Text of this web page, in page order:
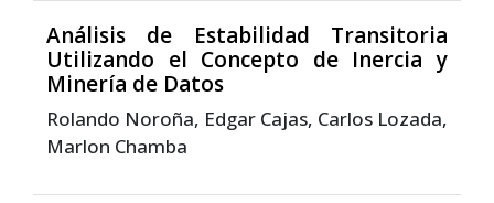
Análisis de Estabilidad Transitoria
Utilizando el Concepto de Inercia y
Minería de Datos
Rolando Noroña, Edgar Cajas, Carlos Lozada,
Marlon Chamba